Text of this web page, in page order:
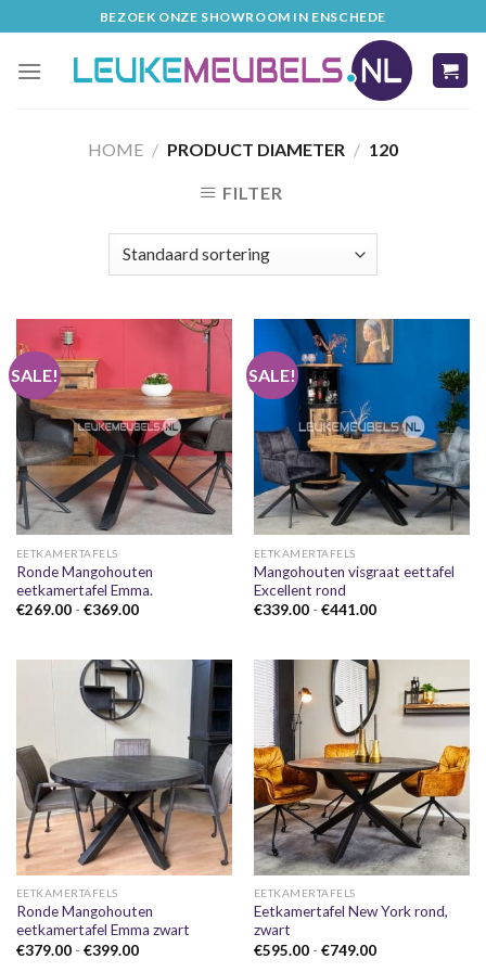
to
content
BEZOEK ONZE SHOWROOM IN ENSCHEDE
HOME / PRODUCT DIAMETER / 120
FILTER
SALE!
EETKAMERTAFELS
Ronde Mangohouten
eetkamertafel Emma.
€269.00 - €369.00Prijsklasse:
SALE!
EETKAMERTAFELS
Mangohouten visgraat eettafel
Excellent rond
€339.00 - €441.00Prijsklasse:
EETKAMERTAFELS
Ronde Mangohouten
eetkamertafel Emma zwart
€379.00 - €399.00Prijsklasse:
EETKAMERTAFELS
Eetkamertafel New York rond,
zwart
€595.00 - €749.00Prijsklasse: